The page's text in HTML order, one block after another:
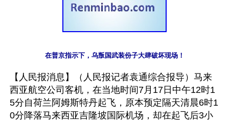
在普京指示下，乌叛国武装份子大肆破坏现场！
【人民报消息】（人民报记者袁通综合报导）马来
西亚航空公司客机，在当地时间7月17日中午12时1
5分自荷兰阿姆斯特丹起飞，原本预定隔天清晨6时1
0分降落马来西亚吉隆坡国际机场，却在起飞后3小